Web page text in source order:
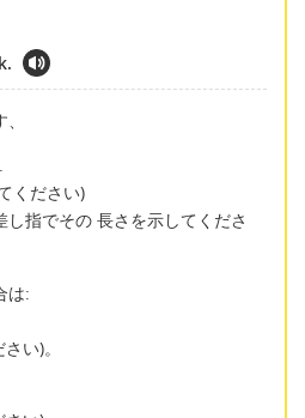
ください)
指でその 長さを示してくださ
は:
い)。